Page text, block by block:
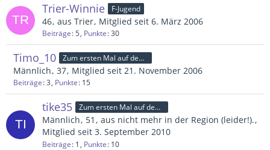
Trier-Winnie F-Jugend
46 aus Trier Mitglied seit 6. März 2006
Beiträge 5 Punkte 30
Timo_10 Zum ersten Mal auf dem Platz
Männlich 37 Mitglied seit 21. November 2006
Beiträge 3 Punkte 15
tike35 Zum ersten Mal auf dem Platz
Männlich 51
aus nicht mehr in der Region (leider!).
Mitglied seit 3. September 2010
Beiträge 1 Punkte 10